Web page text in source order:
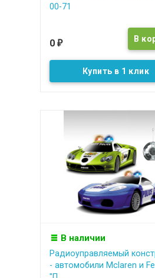
00-71
0 ₽
Купить в 1 клик
В наличии
Радиоуправляемый
- автомобили Mclaren и